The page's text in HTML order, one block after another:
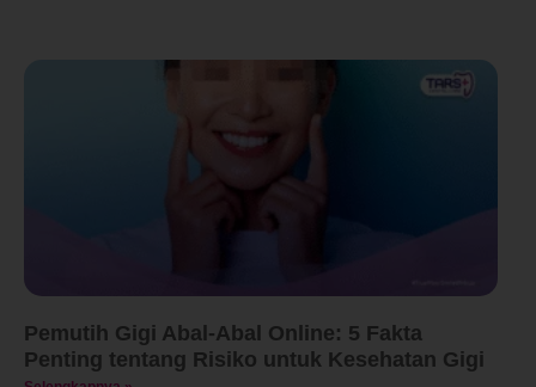
Pemutih Gigi Abal-Abal Online: 5 Fakta
Penting tentang Risiko untuk Kesehatan Gigi